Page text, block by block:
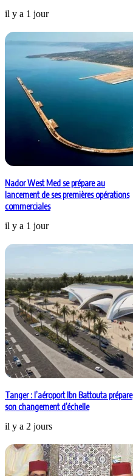
il y a 1 jour
Nador West Med se prépare au
lancement de ses premières opérations
commerciales
il y a 1 jour
Tanger : l’aéroport Ibn Battouta prépare
son changement d’échelle
il y a 2 jours